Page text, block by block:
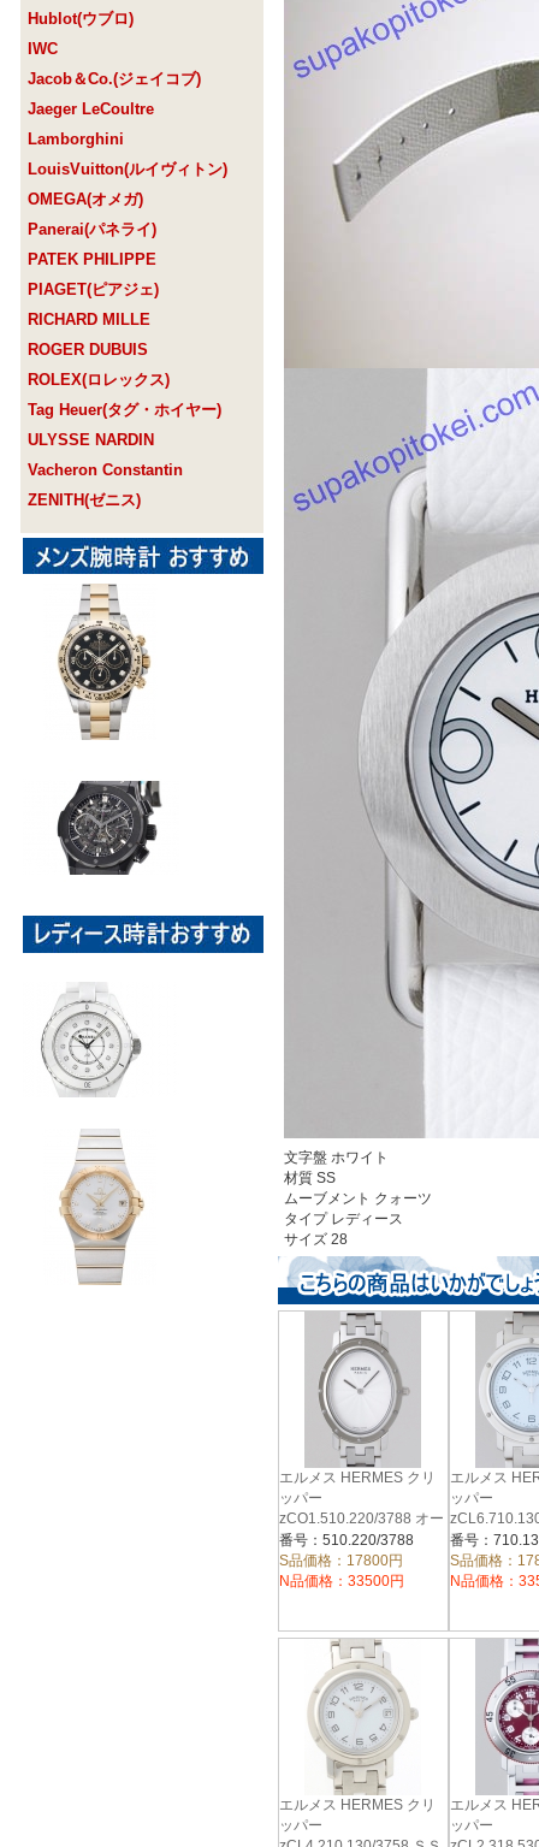
Hublot(ウブロ)
IWC
Jacob＆Co.(ジェイコブ)
Jaeger LeCoultre
Lamborghini
LouisVuitton(ルイヴィトン)
OMEGA(オメガ)
Panerai(パネライ)
PATEK PHILIPPE
PIAGET(ピアジェ)
RICHARD MILLE
ROGER DUBUIS
ROLEX(ロレックス)
Tag Heuer(タグ・ホイヤー)
ULYSSE NARDIN
Vacheron Constantin
ZENITH(ゼニス)
文字盤 ホワイト
材質 SS
ムーブメント クォーツ
タイプ レディース
サイズ 28
エルメス HERMES クリ
ッパー
zCO1.510.220/3788 オー
バル ＳＳブレス シルバ
ーギョウシュ
番号：510.220/3788
S品価格：17800円
N品価格：33500円
エルメス
ッパー
ブレス ホワ
番号：
S品価格：
N品価格：
エルメス HERMES クリ
ッパー
エルメス
ッパー